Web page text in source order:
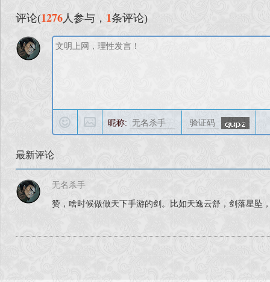
评论(1276 人参与， 1条评论)
昵称:
最新评论
无名杀手
赞，啥时候做做天下手游的剑。比如天逸云舒，剑落星坠